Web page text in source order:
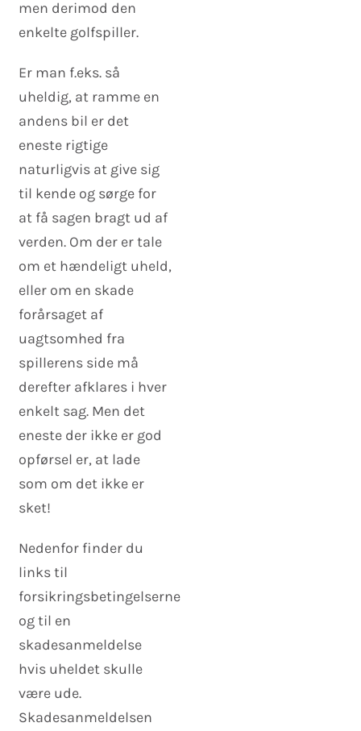
men derimod den
enkelte golfspiller.
Er man f.eks. så
uheldig, at ramme en
andens bil er det
eneste rigtige
naturligvis at give sig
til kende og sørge for
at få sagen bragt ud af
verden. Om der er tale
om et hændeligt uheld,
eller om en skade
forårsaget af
uagtsomhed fra
spillerens side må
derefter afklares i hver
enkelt sag. Men det
eneste der ikke er god
opførsel er, at lade
som om det ikke er
sket!
Nedenfor finder du
links til
forsikringsbetingelserne
og til en
skadesanmeldelse
hvis uheldet skulle
være ude.
Skadesanmeldelsen